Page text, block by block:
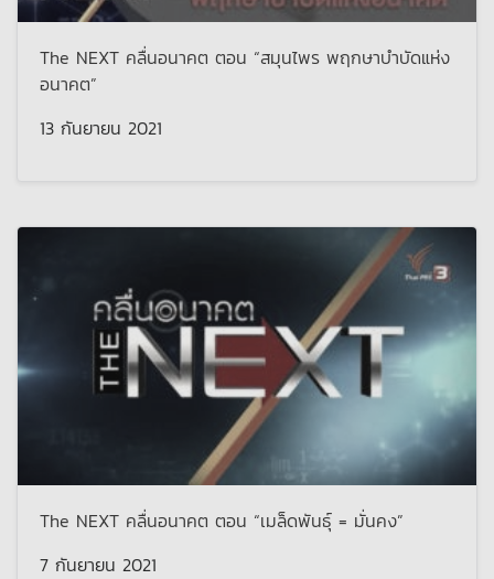
The NEXT คลื่นอนาคต ตอน “สมุนไพร พฤกษาบำบัดแห่ง
อนาคต”
13 กันยายน 2021
The NEXT คลื่นอนาคต ตอน “เมล็ดพันธุ์ = มั่นคง”
7 กันยายน 2021